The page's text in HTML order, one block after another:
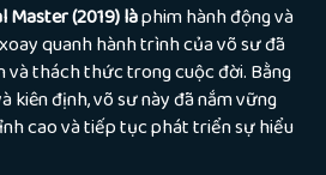
Master (2019) làphim hành động và
quanh hành trình của võ sư đã
và thách thức trong cuộc đời. Bằng
kiên định, võ sư này đã nắm vững
cao và tiếp tục phát triển sự hiểu